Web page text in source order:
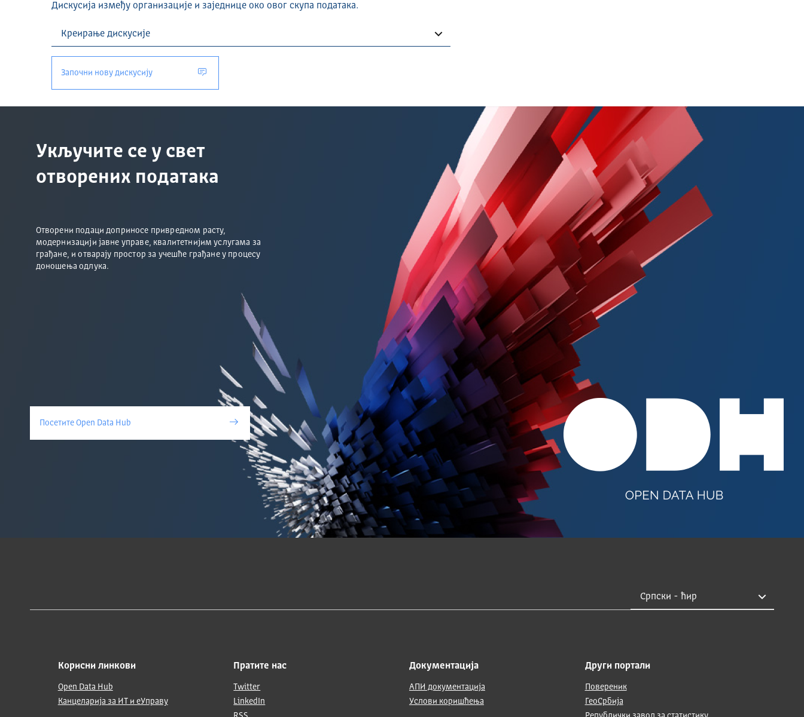
Дискусија између организације и заједнице око овог скупа података.
Започни нову дискусију
Укључите се у свет
отворених података
Отворени подаци доприносе привредном расту,
модернизацији јавне управе, квалитетнијим услугама за
грађане, и отварају простор за учешће грађане у процесу
доношења одлука.
Посетите Open Data Hub
Корисни линкови
Open Data Hub
Канцеларија за ИТ и еУправу
Пратите нас
Twitter
LinkedIn
Документација
АПИ документација
Услови коришћења
Други портали
Повереник
ГеоСрбија